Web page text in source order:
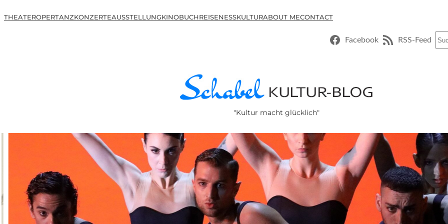
THEATEROPERTANZKONZERTEAUSSTELLUNGKINOBUCHREISENESSKULTURABOUT MECONTACT
Facebook RSS-Feed
"Kultur macht glücklich"